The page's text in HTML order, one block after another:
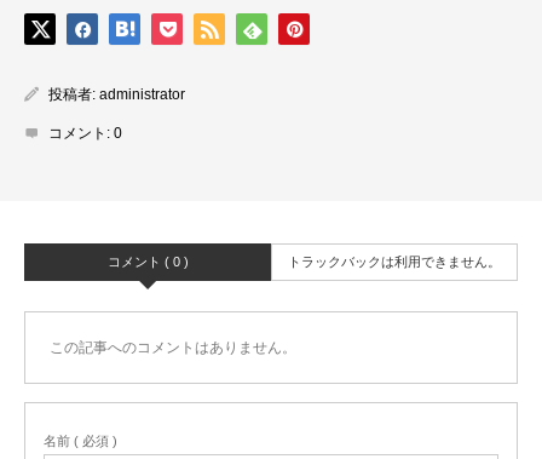
投稿者: administrator
コメント: 0
コメント ( 0 ) トラックバックは利用できません。
この記事へのコメントはありません。
名前 ( 必須 )